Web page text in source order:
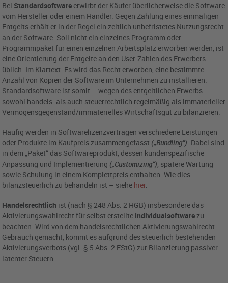
Bei Standardsoftware erwirbt der Käufer überlicherweise die Software
vom Hersteller oder einem Händler. Gegen Zahlung eines einmaligen
Entgelts erhält er in der Regel ein zeitlich unbefristetes Nutzungsrecht
an der Software. Soll nicht ein einzelnes Programm oder
Programmpaket für einen einzelnen Arbeitsplatz erworben werden, ist
eine Orientierung der Entgelte an den User-Zahlen des Erwerbers
üblich. Im Klartext: Es wird das Recht erworben, eine bestimmte
Anzahl von Kopien der Software im Unternehmen zu installieren.
Standardsoftware ist somit – wegen des entgeltlichen Erwerbs –
sowohl handels- als auch steuerrechtlich regelmäßig als immaterieller
Vermögensgegenstand/immaterielles Wirtschaftsgut zu bilanzieren.
Häufig werden in Softwarelizenzverträgen verschiedene Leistungen
oder Produkte im Kaufpreis zusammengefasst („Bundling“). Dabei sind
in dem „Paket“ das Softwareprodukt, dessen kundenspezifische
Anpassung und Implementierung („Customizing“), spätere Wartung
sowie Schulung in einem Komplettpreis enthalten. Wie dies
bilanzsteuerlich zu behandeln ist – siehe hier.
Handelsrechtlich ist (nach § 248 Abs. 2 HGB) insbesondere das
Aktivierungswahlrecht für selbst erstellte Individualsoftwarezu
beachten. Wird von dem handelsrechtlichen Aktivierungswahlrecht
Gebrauch gemacht, kommt es aufgrund des steuerlich bestehenden
Aktivierungsverbots (vgl. § 5 Abs. 2 EStG) zur Bilanzierung passiver
latenter Steuern.